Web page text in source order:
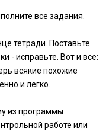
все задания.
тетради. Поставьте
- исправьте. Вот и все:
всякие похожие
и легко.
из программы
работе или